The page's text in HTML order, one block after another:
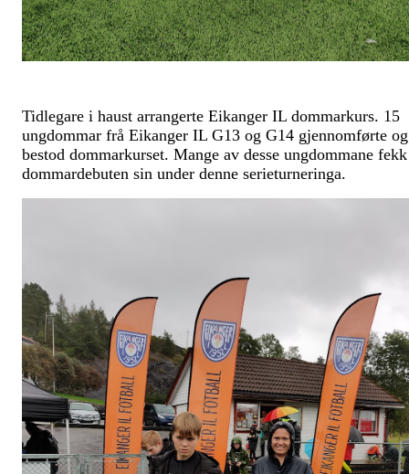
Tidlegare i haust arrangerte Eikanger IL dommarkurs. 15
ungdommar frå Eikanger IL G13 og G14 gjennomførte og
bestod dommarkurset. Mange av desse ungdommane fekk
dommardebuten sin under denne serieturneringa.